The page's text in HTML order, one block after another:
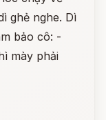
ghẻ nghe. Dì
bảo cô: -
mày phải